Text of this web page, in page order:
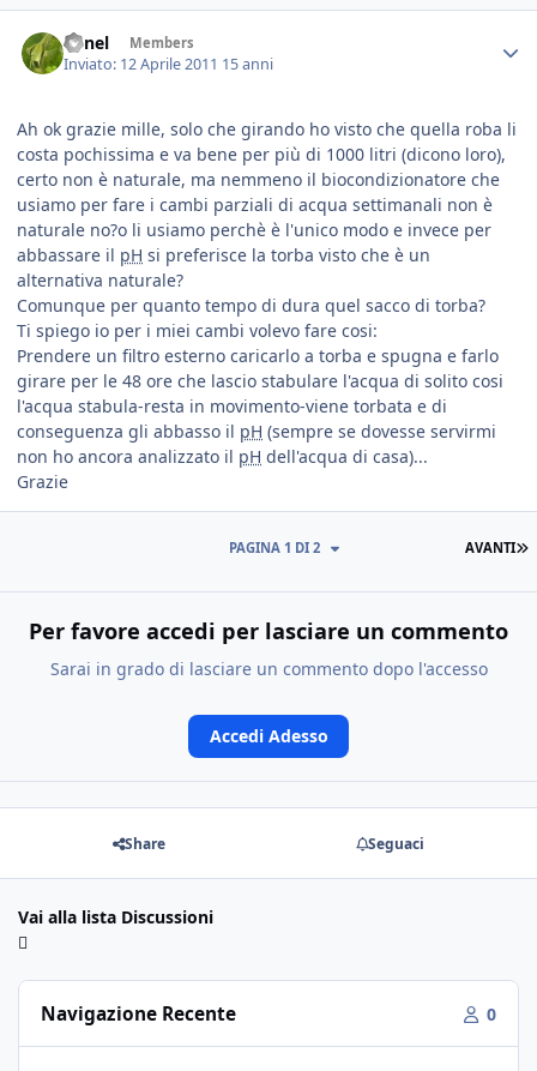
lionel Members
Inviato: 12 Aprile 2011 15 anni
Ah ok grazie mille, solo che girando ho visto che quella roba li
costa pochissima e va bene per più di 1000 litri (dicono loro),
certo non è naturale, ma nemmeno il biocondizionatore che
usiamo per fare i cambi parziali di acqua settimanali non è
naturale no?o li usiamo perchè è l'unico modo e invece per
abbassare il pH si preferisce la torba visto che è un
alternativa naturale?
Comunque per quanto tempo di dura quel sacco di torba?
Ti spiego io per i miei cambi volevo fare cosi:
Prendere un filtro esterno caricarlo a torba e spugna e farlo
girare per le 48 ore che lascio stabulare l'acqua di solito cosi
l'acqua stabula-resta in movimento-viene torbata e di
conseguenza gli abbasso il pH (sempre se dovesse servirmi
non ho ancora analizzato il pH dell'acqua di casa)...
Grazie
AVANTI
PAGINA 1 DI 2
Per favore accedi per lasciare un commento
Sarai in grado di lasciare un commento dopo l'accesso
Accedi Adesso
Share Seguaci
Vai alla lista Discussioni
Navigazione Recente 0